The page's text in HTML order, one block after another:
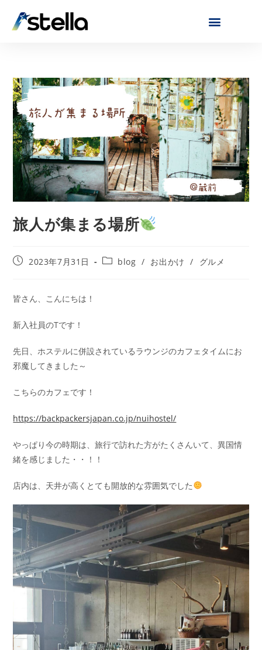
旅人が集まる場所
2023年7月31日 blog / お出かけ / グルメ
皆さん、こんにちは！
新入社員のTです！
先日、ホステルに併設されているラウンジのカフェタイムにお
邪魔してきました～
こちらのカフェです！
https://backpackersjapan.co.jp/nuihostel/
やっぱり今の時期は、旅行で訪れた方がたくさんいて、異国情
緒を感じました・・！！
店内は、天井が高くとても開放的な雰囲気でした